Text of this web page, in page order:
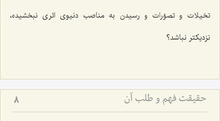
تخیلات و تصوّرات و رسیدن به مناصب دنیوی اثری نبخشیده،
نزدیكتر نباشد؟
حقیقت فهم و طلب آن‏ 8